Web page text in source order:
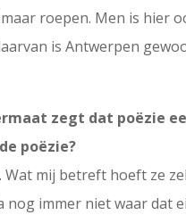
roepen. Men is hier
is Antwerpen
zegt dat poëzie
poëzie?
mij betreft hoeft ze
nog immer niet waar dat